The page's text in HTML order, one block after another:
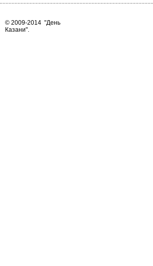
© 2009-2014 "День
Казани".